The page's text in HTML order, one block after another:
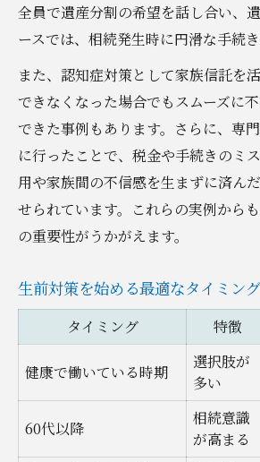
全員で遺産分割の希望を話し合い、
ースでは、相続発生時に円滑な手続き
また、認知症対策として家族信託を
できなくなった場合でもスムーズに
できた事例もあります。さらに、専
に行ったことで、税金や手続きのミ
用や家族間の不信感を生まずに済ん
せられています。これらの実例から
の重要性がうかがえます。
生前対策を始める最適なタイミン
タイミング 特徴
健康で働いている時期
選択肢が
多い
60代以降
相続意識
が高まる